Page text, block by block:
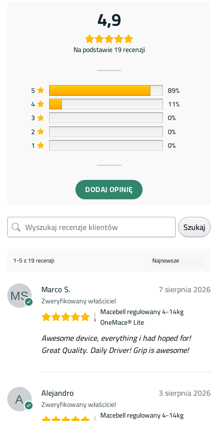
4,9
Na podstawie 19 recenzji
5
89%
4
11%
3
0%
2
0%
1
0%
DODAJ OPINIĘ
Szukaj
1-5 z 19 recenzji
Marco S.
Zweryfikowany właściciel
7 sierpnia 2026
Macebell regulowany 4-14kg
OneMace® Lite
Awesome device, everything i had hoped for!
Great Quality. Daily Driver! Grip is awesome!
Alejandro
Zweryfikowany właściciel
3 sierpnia 2026
Macebell regulowany 4-14kg